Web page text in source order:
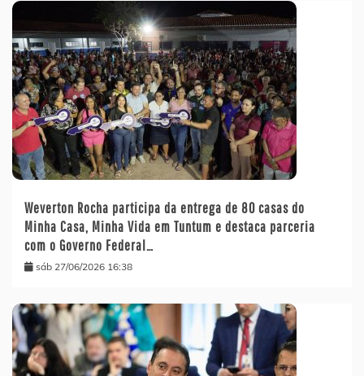
Weverton Rocha participa da entrega de 80 casas do
Minha Casa, Minha Vida em Tuntum e destaca parceria
com o Governo Federal…
sáb 27/06/2026 16:38